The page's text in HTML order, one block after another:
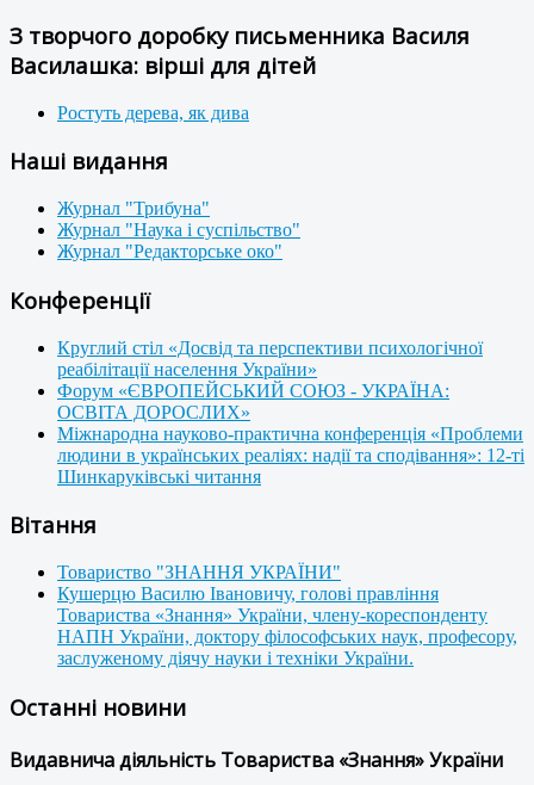
З творчого доробку письменника Василя
Василашка: вірші для дітей
Ростуть дерева, як дива
Наші видання
Журнал "Трибуна"
Журнал "Наука і суспільство"
Журнал "Редакторське око"
Конференції
Круглий стіл «Досвід та перспективи психологічної
реабілітації населення України»
Форум «ЄВРОПЕЙСЬКИЙ СОЮЗ - УКРАЇНА:
ОСВІТА ДОРОСЛИХ»
Міжнародна науково-практична конференція «Проблеми
людини в українських реаліях: надії та сподівання»: 12-ті
Шинкаруківські читання
Вітання
Товариство "ЗНАННЯ УКРАЇНИ"
Кушерцю Василю Івановичу, голові правління
Товариства «Знання» України, члену-кореспонденту
НАПН України, доктору філософських наук, професору,
заслуженому діячу науки і техніки України.
Останні новини
Видавнича діяльність Товариства «Знання» України